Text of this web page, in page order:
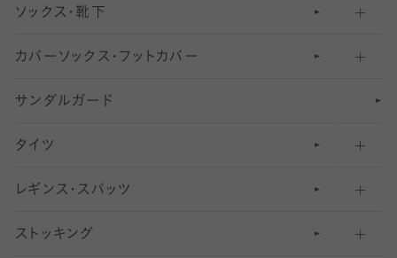
ソックス・靴下
五本指ソックス・靴下
足袋ソックス・靴下
無地・プレーンソックス・靴下
柄ソックス・靴下
スニーカー（くるぶし）用ソックス
カバーソックス・フットカバー
フットカバー・カバーソックス（深め）
フットカバー・カバーソックス（ふつう）
フットカバー・カバーソックス（浅め）
サンダルガード
タイツ
30デニール以下のタイツ（薄手タイツ）
31〜40デニールタイツ
レギンス・スパッツ
柄レギンス
ストッキング